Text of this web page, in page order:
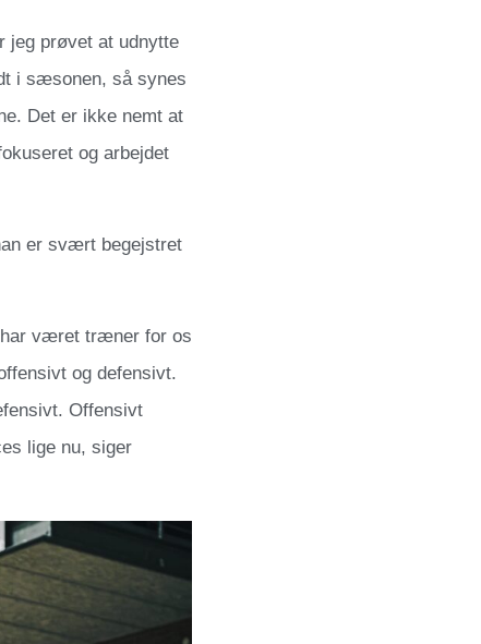
jeg prøvet at udnytte
i sæsonen, så synes
Det er ikke nemt at
og arbejdet
er svært begejstret
har været træner for os
og defensivt.
Offensivt
lige nu, siger